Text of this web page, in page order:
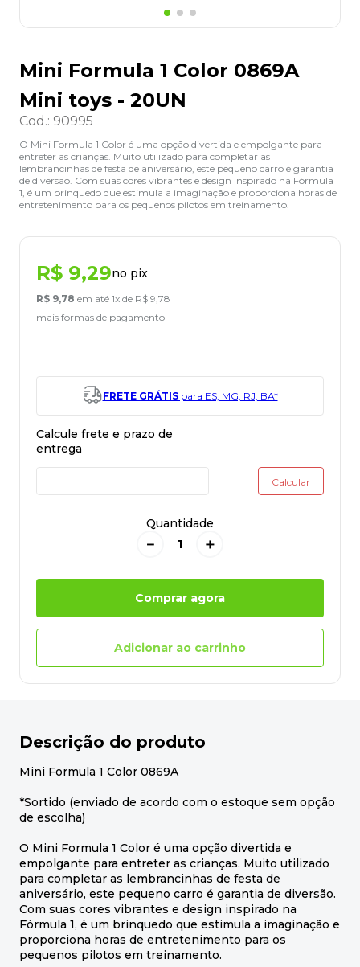
Mini Formula 1 Color 0869A
Mini toys - 20UN
Cod.: 90995
O Mini Formula 1 Color é uma opção divertida e empolgante para
entreter as crianças. Muito utilizado para completar as
lembrancinhas de festa de aniversário, este pequeno carro é garantia
de diversão. Com suas cores vibrantes e design inspirado na Fórmula
1, é um brinquedo que estimula a imaginação e proporciona horas de
entretenimento para os pequenos pilotos em treinamento.
R$ 9,29no pix
R$ 9,78 em até 1x de R$ 9,78
mais formas de pagamento
FRETE GRÁTISpara ES, MG, RJ, BA*
Quantidade
＋
－
Comprar agora
Adicionar ao carrinho
Descrição do produto
Mini Formula 1 Color 0869A
*Sortido (enviado de acordo com o estoque sem opção
de escolha)
O Mini Formula 1 Color é uma opção divertida e
empolgante para entreter as crianças. Muito utilizado
para completar as lembrancinhas de festa de
aniversário, este pequeno carro é garantia de diversão.
Com suas cores vibrantes e design inspirado na
Fórmula 1, é um brinquedo que estimula a imaginação e
proporciona horas de entretenimento para os
pequenos pilotos em treinamento.